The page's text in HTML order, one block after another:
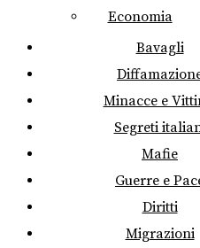
Economia
Bavagli
Minacce e
Segreti
Mafie
Guerre e
Diritti
Migrazioni